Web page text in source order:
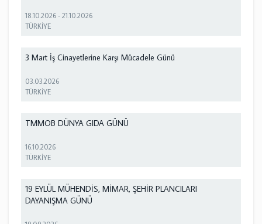
18.10.2026 -21.10.2026
TÜRKİYE
3 Mart İş Cinayetlerine Karşı Mücadele Günü
03.03.2026
TÜRKİYE
TMMOB DÜNYA GIDA GÜNÜ
16.10.2026
TÜRKİYE
19 EYLÜL MÜHENDİS, MİMAR, ŞEHİR PLANCILARI
DAYANIŞMA GÜNÜ